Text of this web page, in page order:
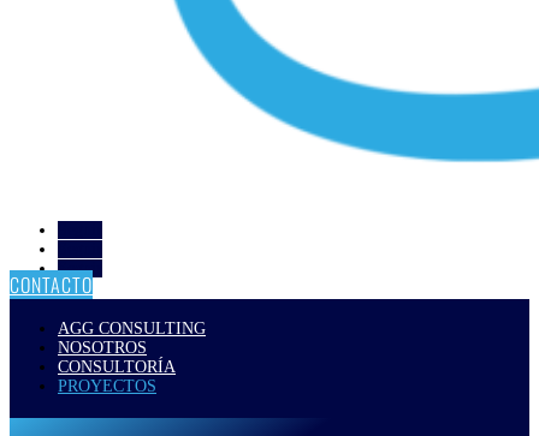
Seguir
CONTACTO
AGG CONSULTING
NOSOTROS
CONSULTORÍA
PROYECTOS